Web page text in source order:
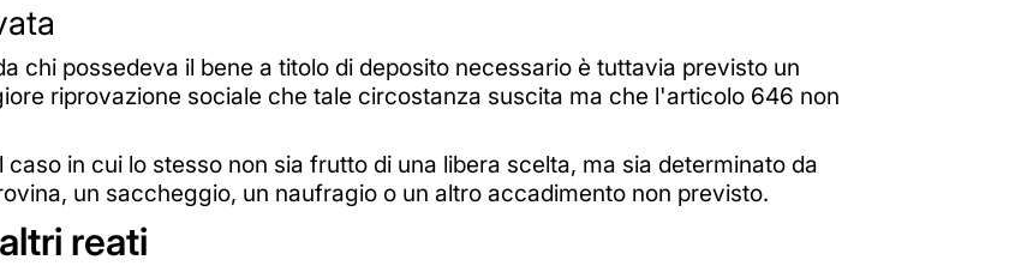
chi possedeva il bene a titolo di deposito necessario è tuttavia previsto un
riprovazione sociale che tale circostanza suscita ma che l'articolo 646 non
in cui lo stesso non sia frutto di una libera scelta, ma sia determinato da
un saccheggio, un naufragio o un altro accadimento non previsto.
reati